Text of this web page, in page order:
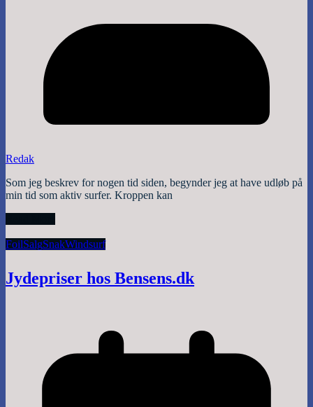
Redak
Som jeg beskrev for nogen tid siden, begynder jeg at have udløb på
min tid som aktiv surfer. Kroppen kan
FoilSalgSnakWindsurf
Jydepriser hos Bensens.dk